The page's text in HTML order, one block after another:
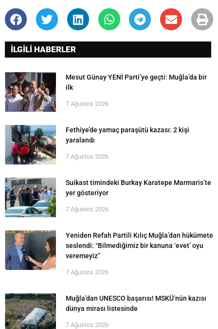
İLGİLİ HABERLER
Mesut Günay YENİ Parti’ye geçti: Muğla’da bir
ilk
7 Ağustos 2026
Fethiye’de yamaç paraşütü kazası: 2 kişi
yaralandı
7 Ağustos 2026
Suikast timindeki Burkay Karatepe Marmaris’te
yer gösteriyor
7 Ağustos 2026
Yeniden Refah Partili Kılıç Muğla’dan hükümete
seslendi: “Bilmediğimiz bir kanuna ‘evet’ oyu
veremeyiz”
7 Ağustos 2026
Muğla’dan UNESCO başarısı! MSKÜ’nün kazısı
dünya mirası listesinde
7 Ağustos 2026